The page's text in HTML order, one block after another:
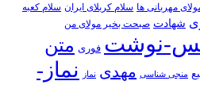
مهربانی ها سلام کربلای ایران سلام کعبه
شهادت صبحت بخیر مولای من
نوشت فوری متن
منجی شناسی مهدی نماز
نماز-